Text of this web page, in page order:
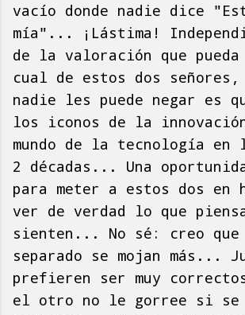
vacío donde nadie dice
mía"... ¡Lástima!
de la valoración que pueda
cual de estos dos
nadie les puede negar es
los iconos de la
mundo de la tecnología en
2 décadas... Una
para meter a estos dos en
ver de verdad lo que
sienten... No sé: creo que
separado se mojan más...
prefieren ser muy
el otro no le gorree si se